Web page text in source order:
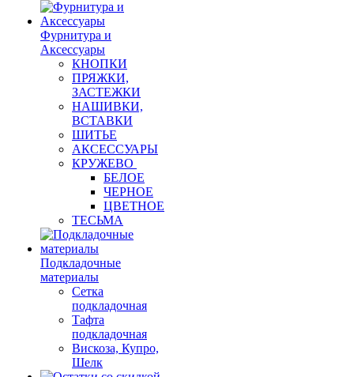
Фурнитура и
Аксессуары
КНОПКИ
ПРЯЖКИ,
ЗАСТЕЖКИ
НАШИВКИ,
ВСТАВКИ
ШИТЬЕ
АКСЕССУАРЫ
КРУЖЕВО
БЕЛОЕ
ЧЕРНОЕ
ЦВЕТНОЕ
ТЕСЬМА
Подкладочные
материалы
Сетка
подкладочная
Тафта
подкладочная
Вискоза, Купро,
Шелк